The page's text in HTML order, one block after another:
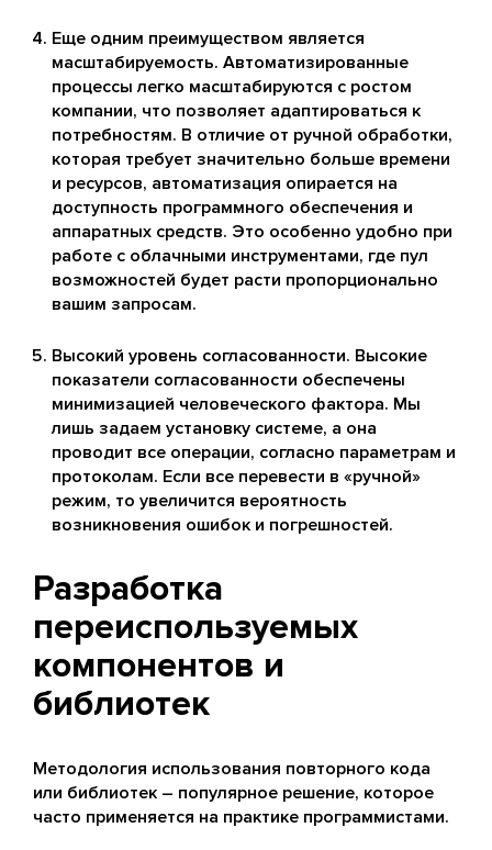
Еще одним преимуществом является
масштабируемость. Автоматизированные
процессы легко масштабируются с ростом
компании, что позволяет адаптироваться к
потребностям. В отличие от ручной обработки,
которая требует значительно больше времени
и ресурсов, автоматизация опирается на
доступность программного обеспечения и
аппаратных средств. Это особенно удобно при
работе с облачными инструментами, где пул
возможностей будет расти пропорционально
вашим запросам.
Высокий уровень согласованности. Высокие
показатели согласованности обеспечены
минимизацией человеческого фактора. Мы
лишь задаем установку системе, а она
проводит все операции, согласно параметрам и
протоколам. Если все перевести в «ручной»
режим, то увеличится вероятность
возникновения ошибок и погрешностей.
Разработка
переиспользуемых
компонентов и
библиотек
Методология использования повторного кода
или библиотек – популярное решение, которое
часто применяется на практике программистами.